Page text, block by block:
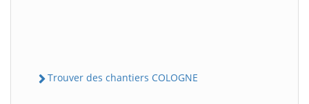
Trouver des chantiers COLOGNE